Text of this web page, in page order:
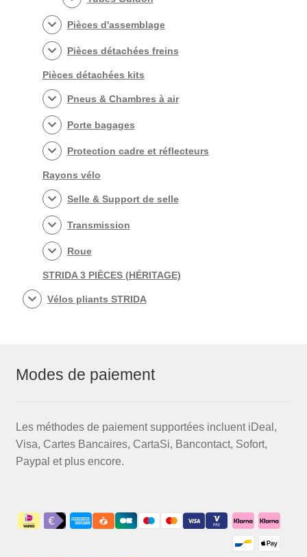
Pièces d'assemblage
Pièces détachées freins
Pièces détachées kits
Pneus & Chambres à air
Porte bagages
Protection cadre et réflecteurs
Rayons vélo
Selle & Support de selle
Transmission
Roue
STRIDA 3 PIÈCES (HÉRITAGE)
Vélos pliants STRIDA
Modes de paiement
Les méthodes de paiement supportées incluent iDeal,
Visa, Cartes Bancaires, CartaSi, Bancontact, Sofort,
Paypal et plus encore.